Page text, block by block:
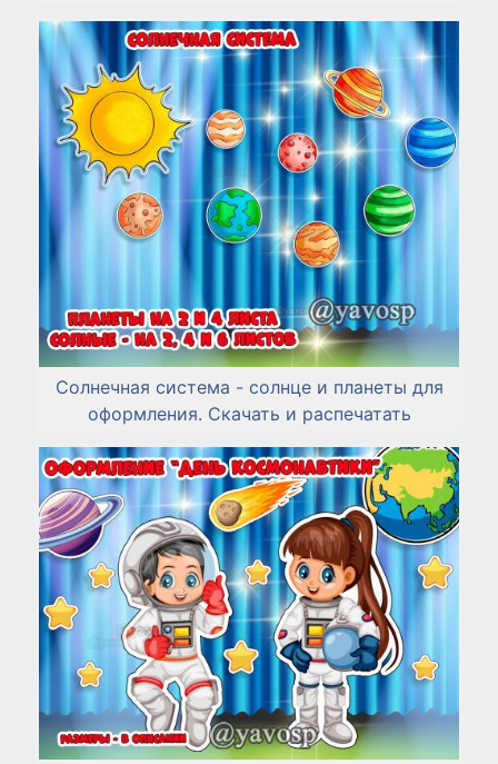
Солнечная система - солнце и планеты для
оформления. Скачать и распечатать